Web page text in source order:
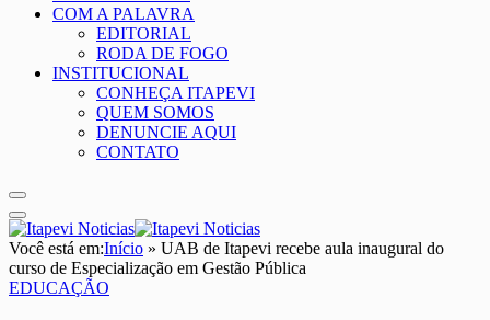
COM A PALAVRA
EDITORIAL
RODA DE FOGO
INSTITUCIONAL
CONHEÇA ITAPEVI
QUEM SOMOS
DENUNCIE AQUI
CONTATO
Você está em:Início » UAB de Itapevi recebe aula inaugural do
curso de Especialização em Gestão Pública
EDUCAÇÃO